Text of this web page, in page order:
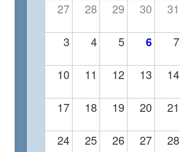
27 28 29 30 31
3 4 5 6 7
10 11 12 13 14
17 18 19 20 21
24 25 26 27 28